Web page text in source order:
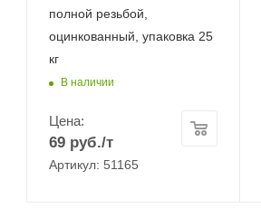
полной резьбой,
оцинкованный, упаковка 25
кг
В наличии
Цена:
69 руб./т
Артикул: 51165